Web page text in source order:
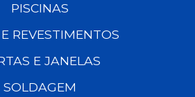
PISCINAS
REVESTIMENTOS
E JANELAS
SOLDAGEM